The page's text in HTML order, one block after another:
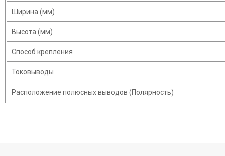
Ширина (мм)
Высота (мм)
Способ крепления
Токовыводы
Расположение полюсных выводов (Полярность)